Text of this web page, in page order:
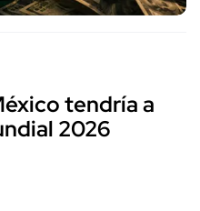
tendría a
2026